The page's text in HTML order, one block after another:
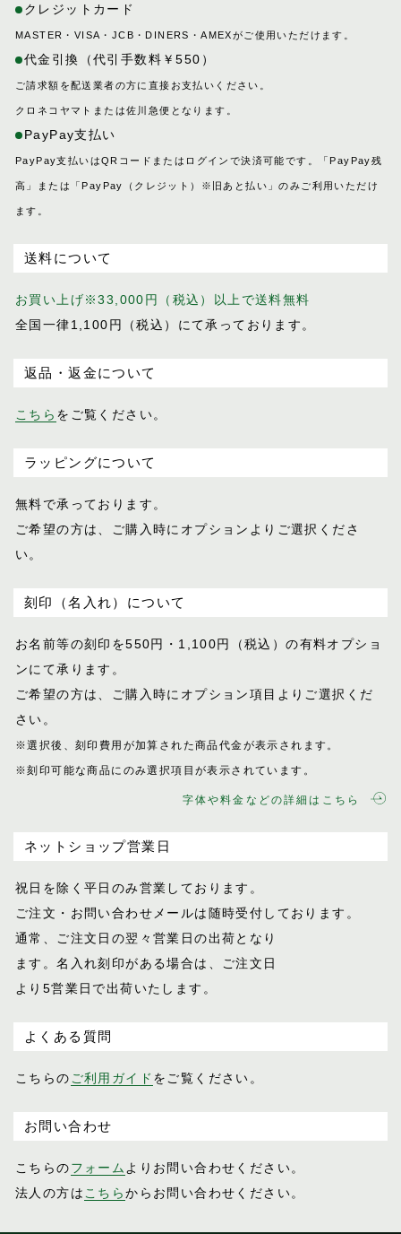
クレジットカード
MASTER・VISA・JCB・DINERS・AMEXがご使用いただけます。
代金引換（代引手数料￥550）
ご請求額を配送業者の方に直接お支払いください。
クロネコヤマトまたは佐川急便となります。
PayPay支払い
PayPay支払いはQRコードまたはログインで決済可能です。「PayPay残
高」または「PayPay（クレジット）※旧あと払い」のみご利用いただけ
ます。
送料について
お買い上げ※33,000円（税込）以上で送料無料
全国一律1,100円（税込）にて承っております。
返品・返金について
こちら をご覧ください。
ラッピングについて
無料で承っております。
ご希望の方は、ご購入時にオプションより ご選択くださ
い。
刻印（名入れ）について
お名前等の刻印を550円・1,100円（税込）の有料オプショ
ンにて承ります。
ご希望の方は、ご購入時にオプション項目 よりご選択くだ
さい。
※選択後、刻印費用が加算された商品代金が表示 されます。
※刻印可能な商品にのみ選択項目が表示されてい ます。
字体や料金などの詳細はこちら
ネットショップ営業日
祝日を除く平日のみ営業しております。
ご注文・お問い合わせメールは随時受付し ております。
通常、ご注文日の翌々営業日の出荷となり
ます。名入れ刻印がある場合は、ご注文日
より5営業日で出荷いたします。
よくある質問
こちらの ご利用ガイド をご覧ください。
お問い合わせ
こちらのフォーム よりお問い合わせください。
法人の方は こちらからお問い合わせください。